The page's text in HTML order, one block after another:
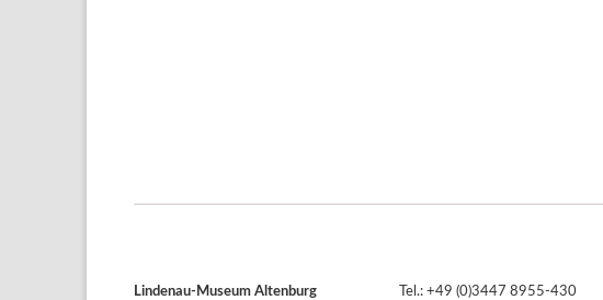
Lindenau-Museum Altenburg
Tel.: +49 (0)3447 8955-430